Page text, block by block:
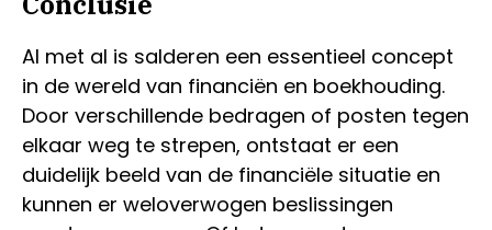
Al met al is salderen een essentieel concept
in de wereld van financiën en boekhouding.
Door verschillende bedragen of posten tegen
elkaar weg te strepen, ontstaat er een
duidelijk beeld van de financiële situatie en
kunnen er weloverwogen beslissingen